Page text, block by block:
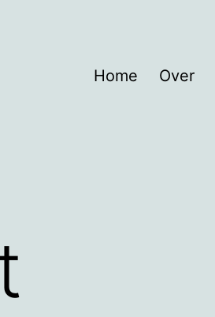
Home Over